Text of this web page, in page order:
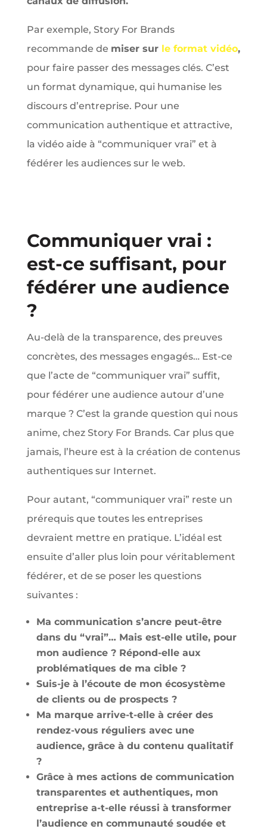
Par exemple, Story For Brands
recommande de miser sur le format vidéo,
pour faire passer des messages clés. C’est
un format dynamique, qui humanise les
discours d’entreprise. Pour une
communication authentique et attractive,
la vidéo aide à “communiquer vrai” et à
fédérer les audiences sur le web.
Communiquer vrai :
est-ce suffisant, pour
fédérer une audience
?
Au-delà de la transparence, des preuves
concrètes, des messages engagés… Est-ce
que l’acte de “communiquer vrai” suffit,
pour fédérer une audience autour d’une
marque ? C’est la grande question qui nous
anime, chez Story For Brands. Car plus que
jamais, l’heure est à la création de contenus
authentiques sur Internet.
Pour autant, “communiquer vrai” reste un
prérequis que toutes les entreprises
devraient mettre en pratique. L’idéal est
ensuite d’aller plus loin pour véritablement
fédérer, et de se poser les questions
suivantes :
Ma communication s’ancre peut-être
dans du “vrai”… Mais est-elle utile, pour
mon audience ? Répond-elle aux
problématiques de ma cible ?
Suis-je à l’écoute de mon écosystème
de clients ou de prospects ?
Ma marque arrive-t-elle à créer des
rendez-vous réguliers avec une
audience, grâce à du contenu qualitatif
?
Grâce à mes actions de communication
transparentes et authentiques, mon
entreprise a-t-elle réussi à transformer
l’audience en communauté soudée et